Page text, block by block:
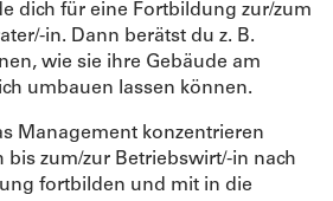
dich für eine Fortbildung zur/zum
in. Dann berätst du z. B.
wie sie ihre Gebäude am
umbauen lassen können.
Management konzentrieren
bis zum/zur Betriebswirt/-in nach
fortbilden und mit in die